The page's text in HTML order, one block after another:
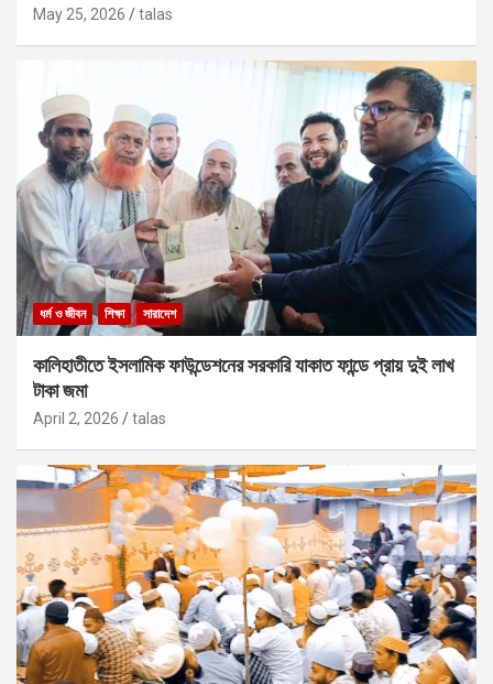
May 25, 2026 talas
ধর্ম ও জীবন শিক্ষা সারাদেশ
কালিহাতীতে ইসলামিক ফাউন্ডেশনের সরকারি যাকাত ফান্ডে প্রায় দুই লাখ
টাকা জমা
April 2, 2026 talas